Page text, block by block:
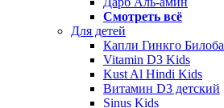
Смотреть всё
Для детей
Капли Гинкго Билоба
Vitamin D3 Kids
Kust Al Hindi Kids
Витамин D3 детский
Sinus Kids